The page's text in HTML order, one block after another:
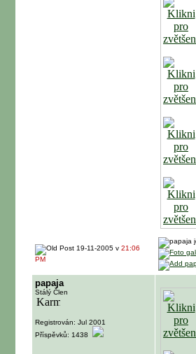
19-11-2005 v 21:06
PM
papaja
Stálý Člen
Registrován: Jul 2001
Příspěvků: 1438